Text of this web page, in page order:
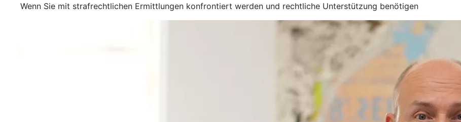
Wenn Sie mit strafrechtlichen Ermittlungen konfrontiert werden und rechtliche Unterstützung benötigen